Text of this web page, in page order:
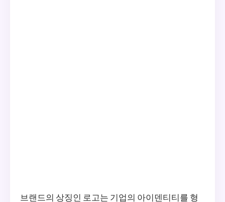
브랜드의 상징인 로고는 기업의 아이덴티티를 형